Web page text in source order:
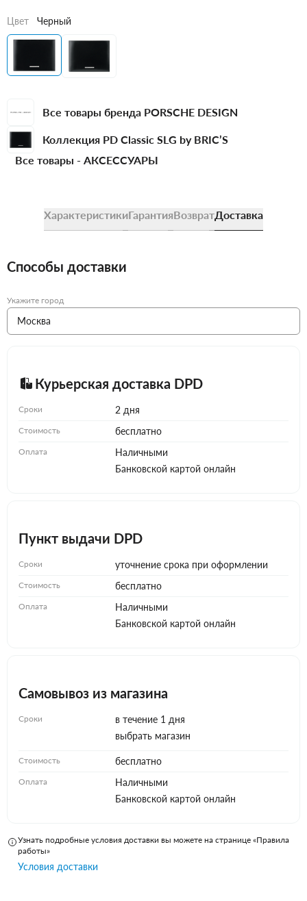
Цвет Черный
Все товары бренда PORSCHE DESIGN
Коллекция PD Classic SLG by BRIC’S
Все товары - АКСЕССУАРЫ
ХарактеристикиГарантияВозвратДоставка
Способы доставки
Укажите город
Курьерская доставка DPD
Сроки 2 дня
Стоимость бесплатно
Оплата
Наличными
Банковской картой онлайн
Пункт выдачи DPD
Сроки уточнение срока при оформлении
Стоимость бесплатно
Оплата
Наличными
Банковской картой онлайн
Самовывоз из магазина
Сроки
в течение 1 дня
выбрать магазин
Стоимость бесплатно
Оплата
Наличными
Банковской картой онлайн
Узнать подробные условия доставки вы можете на странице «Правила
работы»
Условия доставки